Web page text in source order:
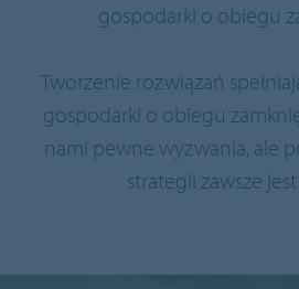
gospodarki o obiegu
Tworzenie rozwiązań
gospodarki o obiegu
nami pewne wyzwania, ale
strategii zawsze